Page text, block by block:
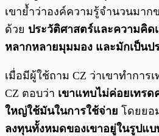
เขาย้ำว่าองค์ความรู้จำนวนมา
ด้วย ประวัติศาสตร์และความคิด
หลากหลายมุมมอง และมักเป็นป
เมื่อมีผู้ใช้ถาม CZ ว่าเขาทำการ
CZ ตอบว่า เขาแทบไม่ค่อยเทรด
ใหญ่ใช้มันในการใช้จ่าย โดยยอ
ลงทุนทั้งหมดของเขาอยู่ในรูปแ